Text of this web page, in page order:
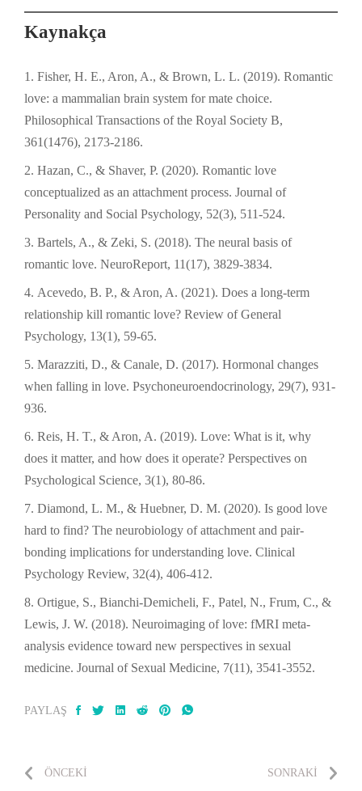
Kaynakça
Fisher, H. E., Aron, A., & Brown, L. L. (2019). Romantic
love: a mammalian brain system for mate choice.
Philosophical Transactions of the Royal Society B,
361(1476), 2173-2186.
Hazan, C., & Shaver, P. (2020). Romantic love
conceptualized as an attachment process. Journal of
Personality and Social Psychology, 52(3), 511-524.
Bartels, A., & Zeki, S. (2018). The neural basis of
romantic love. NeuroReport, 11(17), 3829-3834.
Acevedo, B. P., & Aron, A. (2021). Does a long-term
relationship kill romantic love? Review of General
Psychology, 13(1), 59-65.
Marazziti, D., & Canale, D. (2017). Hormonal changes
when falling in love. Psychoneuroendocrinology, 29(7), 931-
936.
Reis, H. T., & Aron, A. (2019). Love: What is it, why
does it matter, and how does it operate? Perspectives on
Psychological Science, 3(1), 80-86.
Diamond, L. M., & Huebner, D. M. (2020). Is good love
hard to find? The neurobiology of attachment and pair-
bonding implications for understanding love. Clinical
Psychology Review, 32(4), 406-412.
Ortigue, S., Bianchi-Demicheli, F., Patel, N., Frum, C., &
Lewis, J. W. (2018). Neuroimaging of love: fMRI meta-
analysis evidence toward new perspectives in sexual
medicine. Journal of Sexual Medicine, 7(11), 3541-3552.
PAYLAŞ
ÖNCEKI SONRAKI